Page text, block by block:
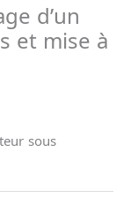
d’un
et mise à
sous